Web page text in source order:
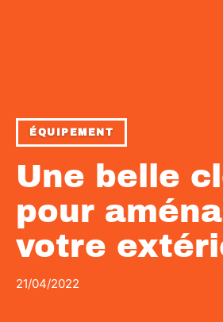
ÉQUIPEMENT
Une belle
pour
votre
21/04/2022